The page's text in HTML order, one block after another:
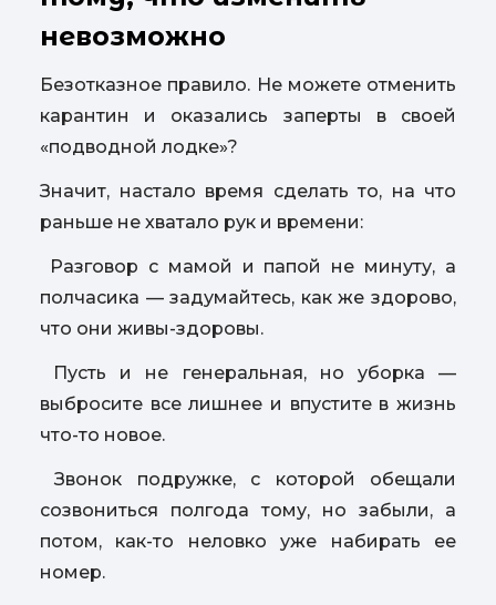
невозможно
Безотказное правило. Не можете отменить
карантин и оказались заперты в своей
«подводной лодке»?
Значит, настало время сделать то, на что
раньше не хватало рук и времени:
Разговор с мамой и папой не минуту, а
полчасика — задумайтесь, как же здорово,
что они живы-здоровы.
Пусть и не генеральная, но уборка —
выбросите все лишнее и впустите в жизнь
что-то новое.
Звонок подружке, с которой обещали
созвониться полгода тому, но забыли, а
потом, как-то неловко уже набирать ее
номер.